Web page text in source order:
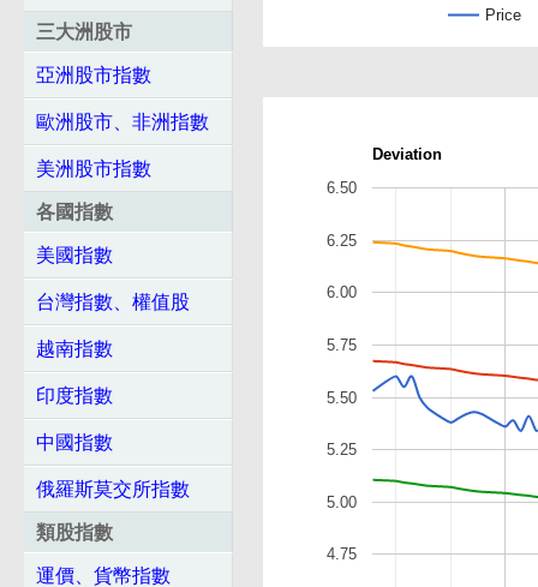
三大洲股市
亞洲股市指數
歐洲股市、非洲指數
美洲股市指數
各國指數
美國指數
台灣指數、權值股
越南指數
印度指數
中國指數
俄羅斯莫交所指數
類股指數
運價、貨幣指數
Price
Deviation
4.75
5.00
5.25
5.50
5.75
6.00
6.25
6.50